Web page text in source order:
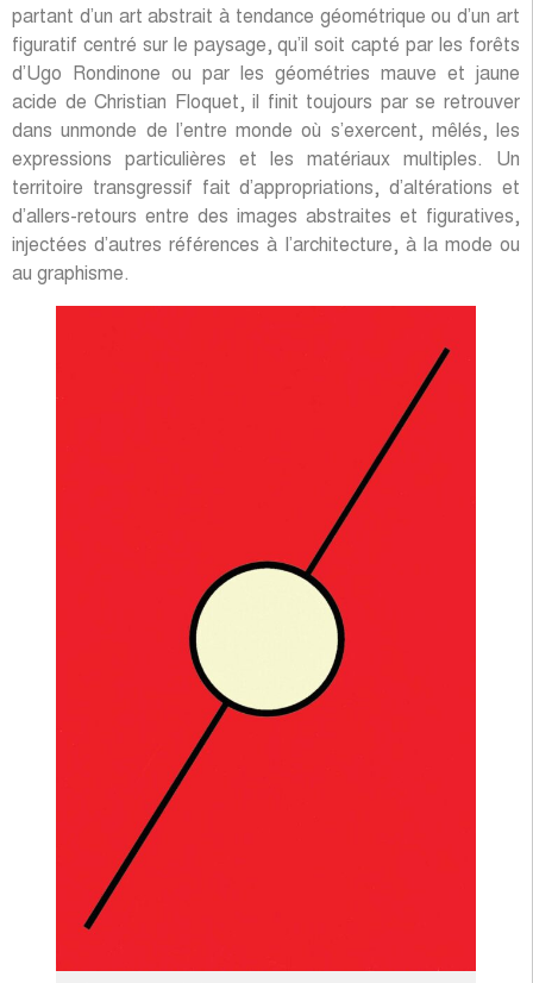
partant d’un art abstrait à tendance géométrique ou d’un art
figuratif centré sur le paysage, qu’il soit capté par les forêts
d’Ugo Rondinone ou par les géométries mauve et jaune
acide de Christian Floquet, il finit toujours par se retrouver
dans unmonde de l’entre monde où s’exercent, mêlés, les
expressions particulières et les matériaux multiples. Un
territoire transgressif fait d’appropriations, d’altérations et
d’allers-retours entre des images abstraites et figuratives,
injectées d’autres références à l’architecture, à la mode ou
au graphisme.